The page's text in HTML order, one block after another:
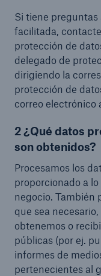
Si tiene
facilitada,
protección de
delegado de
dirigiendo la
protección de
correo electrónico
2 ¿Qué datos
son obtenidos?
Procesamos los
proporcionado a
negocio. También
que sea
obtenemos o
públicas (por ej.
informes de
pertenecientes al